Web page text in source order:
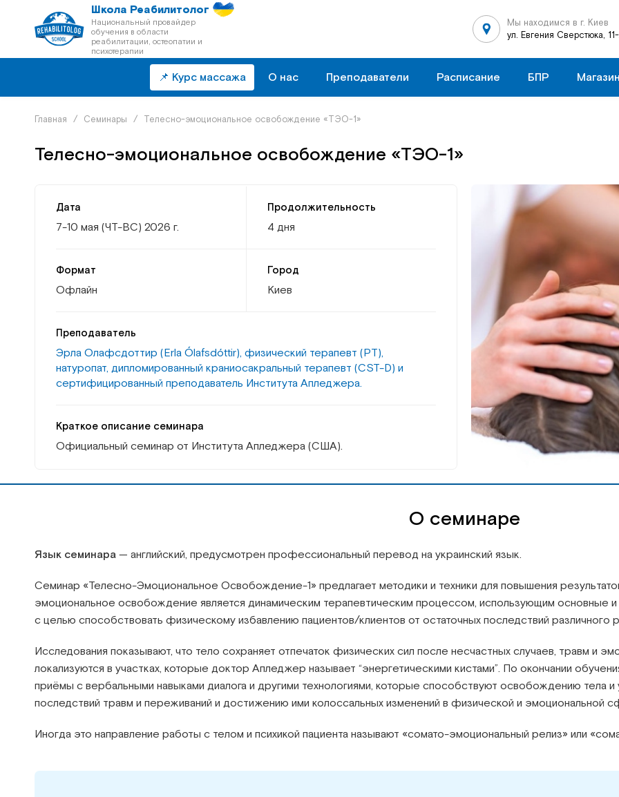
Школа Реабилитолог
Национальный провайдер
обучения в области
реабилитации, остеопатии и
психотерапии
Мы находимся в г. Киев
ул. Евгения Сверстюка,
📌 Курс массажа О нас Преподаватели Расписание БПР Магазин
Главная / Семинары / Телесно-эмоциональное освобождение «ТЭО-1»
Телесно-эмоциональное освобождение «ТЭО-1»
Дата
7-10 мая (ЧТ-ВС) 2026 г.
Продолжительность
4 дня
Формат
Офлайн
Город
Киев
Преподаватель
Эрла Олафсдоттир (Erla Ólafsdóttir), физический терапевт (PT),
натуропат, дипломированный краниосакральный терапевт (CST-D) и
сертифицированный преподаватель Института Апледжера.
Краткое описание семинара
Официальный семинар от Института Апледжера (США).
О семинаре
Язык семинара — английский, предусмотрен профессиональный перевод на украинский язык.
Семинар «Телесно-Эмоциональное Освобождение-1» предлагает методики и техники для повышения
эмоциональное освобождение является динамическим терапевтическим процессом, использующим основные
с целью способствовать физическому избавлению пациентов/клиентов от остаточных последствий различного
Исследования показывают, что тело сохраняет отпечаток физических сил после несчастных случаев, травм и
локализуются в участках, которые доктор Апледжер называет “энергетическими кистами”. По окончании
приёмы с вербальными навыками диалога и другими технологиями, которые способствуют освобождению тела и
последствий травм и переживаний и достижению ими колоссальных изменений в физической и эмоциональной
Иногда это направление работы с телом и психикой пациента называют «сомато-эмоциональный релиз» или